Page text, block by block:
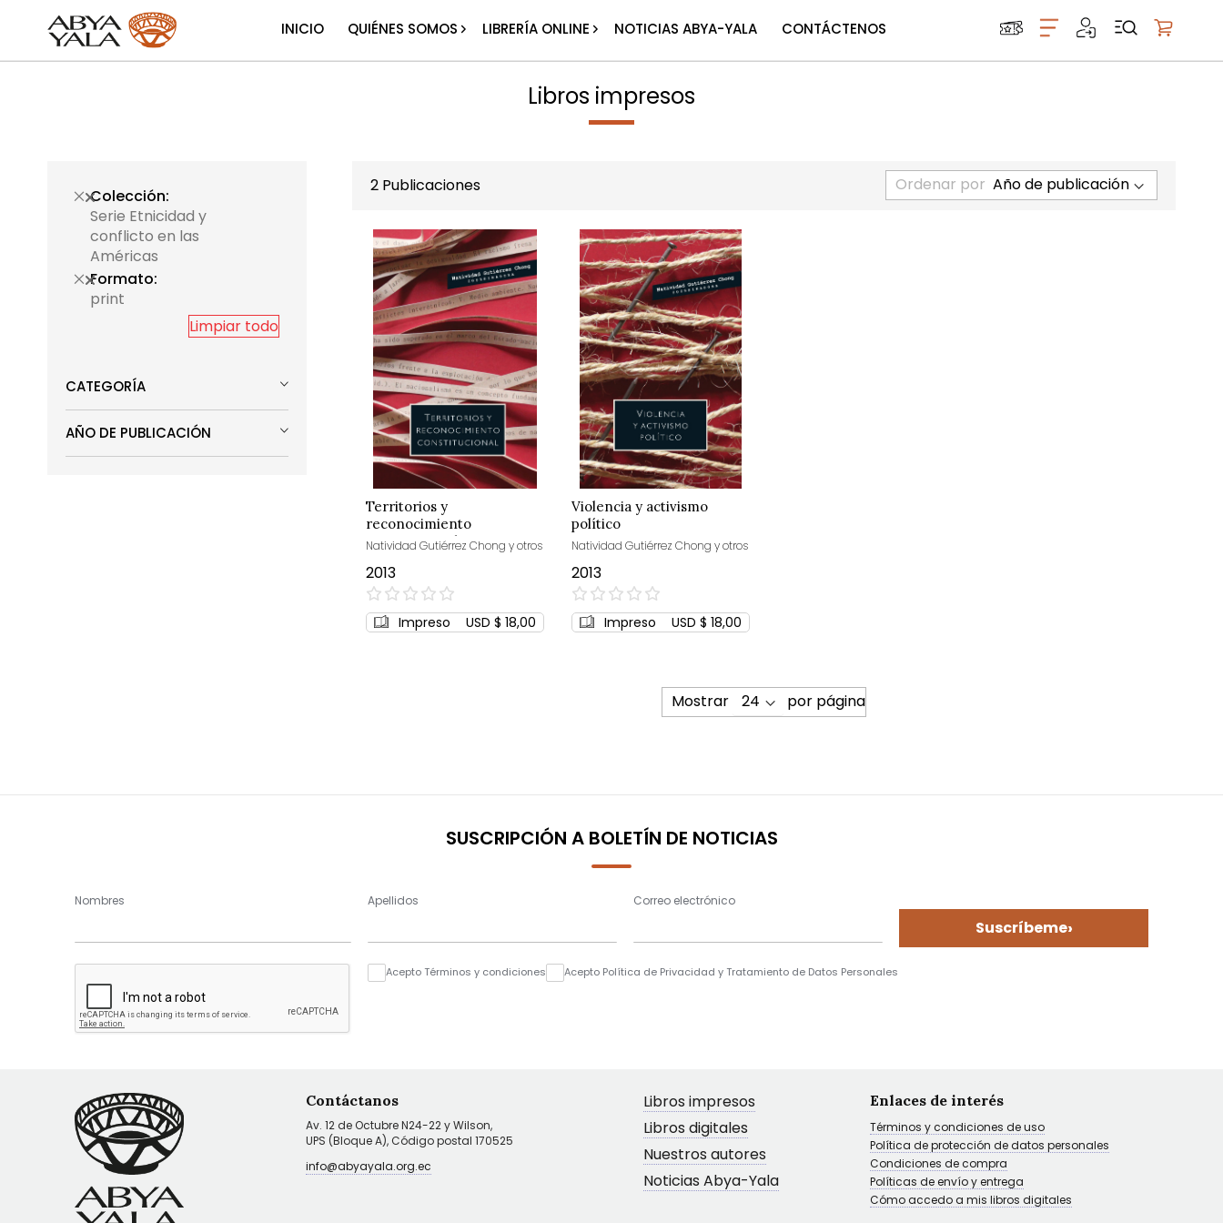
INICIO QUIÉNES SOMOS LIBRERÍA ONLINE NOTICIAS ABYA-YALA CONTÁCTENOS
Libros impresos
2Publicaciones Ordenar por
Territorios y
reconocimiento
constitucional
Natividad Gutiérrez Chong y otros
2013
0%
Impreso USD $ 18,00
Violencia y activismo
político
Natividad Gutiérrez Chong y otros
2013
0%
Impreso USD $ 18,00
Mostrar por página
Colección
Serie Etnicidad y
conflicto en las
Américas
Formato
print
Limpiar todo
CATEGORÍA
AÑO DE PUBLICACIÓN
SUSCRIPCIÓN A BOLETÍN DE NOTICIAS
Nombres Apellidos Correo electrónico
Suscríbeme›
Acepto Términos y condiciones Acepto Política de Privacidad y Tratamiento de Datos Personales
Contáctanos
Av. 12 de Octubre N24-22 y Wilson,
UPS (Bloque A), Código postal 170525
info@abyayala.org.ec
Libros impresos
Libros digitales
Nuestros autores
Noticias Abya-Yala
Enlaces de interés
Términos y condiciones de uso
Política de protección de datos personales
Condiciones de compra
Políticas de envío y entrega
Cómo accedo a mis libros digitales